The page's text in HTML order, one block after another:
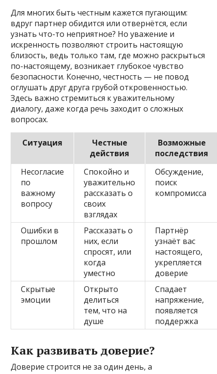
Для многих быть честным кажется пугающим:
вдруг партнер обидится или отвернётся, если
узнать что-то неприятное? Но уважение и
искренность позволяют строить настоящую
близость, ведь только там, где можно раскрыться
по-настоящему, возникает глубокое чувство
безопасности. Конечно, честность — не повод
оглушать друг друга грубой откровенностью.
Здесь важно стремиться к уважительному
диалогу, даже когда речь заходит о сложных
вопросах.
Ситуация
Честные
действия
Возможные
последствия
Несогласие
по
важному
вопросу
Спокойно и
уважительно
рассказать о
своих
взглядах
Обсуждение,
поиск
компромисса
Ошибки в
прошлом
Рассказать о
них, если
спросят, или
когда
уместно
Партнёр
узнаёт вас
настоящего,
укрепляется
доверие
Скрытые
эмоции
Открыто
делиться
тем, что на
душе
Спадает
напряжение,
появляется
поддержка
Как развивать доверие?
Доверие строится не за один день, а